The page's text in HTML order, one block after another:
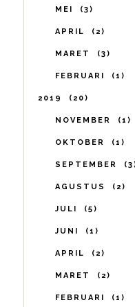
MEI 3
APRIL 2
MARET 3
FEBRUARI 1
2019 20
NOVEMBER 1
OKTOBER 1
SEPTEMBER 3
AGUSTUS 2
JULI 5
JUNI 1
APRIL 2
MARET 2
FEBRUARI 1